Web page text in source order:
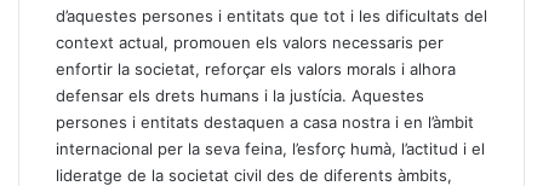
d’aquestes persones i entitats que tot i les dificultats del
context actual, promouen els valors necessaris per
enfortir la societat, reforçar els valors morals i alhora
defensar els drets humans i la justícia. Aquestes
persones i entitats destaquen a casa nostra i en l’àmbit
internacional per la seva feina, l’esforç humà, l’actitud i el
lideratge de la societat civil des de diferents àmbits,